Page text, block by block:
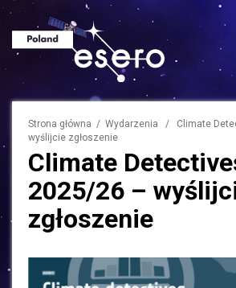
Strona główna / Wydarzenia / Climate
wyślijcie zgłoszenie
Climate
2025/26 –
zgłoszenie